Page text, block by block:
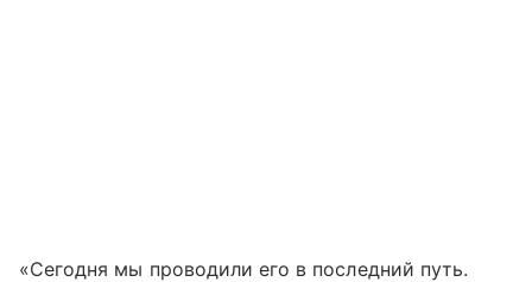
«Сегодня мы проводили его в последний путь.